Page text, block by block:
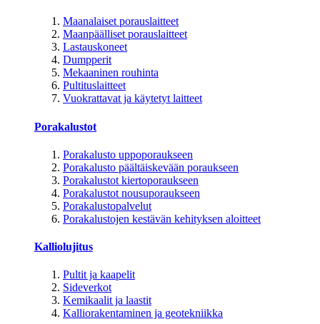
Maanalaiset porauslaitteet
Maanpäälliset porauslaitteet
Lastauskoneet
Dumpperit
Mekaaninen rouhinta
Pultituslaitteet
Vuokrattavat ja käytetyt laitteet
Porakalustot
Porakalusto uppoporaukseen
Porakalusto päältäiskevään poraukseen
Porakalustot kiertoporaukseen
Porakalustot nousuporaukseen
Porakalustopalvelut
Porakalustojen kestävän kehityksen aloitteet
Kalliolujitus
Pultit ja kaapelit
Sideverkot
Kemikaalit ja laastit
Kalliorakentaminen ja geotekniikka